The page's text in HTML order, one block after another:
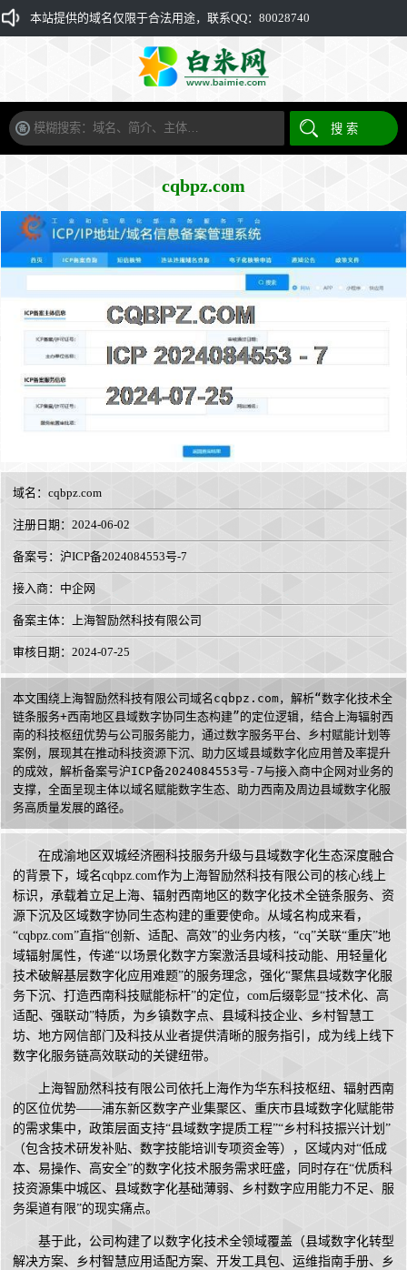
本站提供的域名仅限于合法用途，联系QQ：80028740
cqbpz.com
域名： cqbpz.com
注册日期：2024-06-02
备案号：沪ICP备2024084553号-7
接入商： 中企网
备案主体：上海智励然科技有限公司
审核日期：2024-07-25
本文围绕上海智励然科技有限公司域名cqbpz.com，解析“数字化技术全
链条服务+西南地区县域数字协同生态构建”的定位逻辑，结合上海辐射西
南的科技枢纽优势与公司服务能力，通过数字服务平台、乡村赋能计划等
案例，展现其在推动科技资源下沉、助力区域县域数字化应用普及率提升
的成效，解析备案号沪ICP备2024084553号-7与接入商中企网对业务的
支撑，全面呈现主体以域名赋能数字生态、助力西南及周边县域数字化服
务高质量发展的路径。
在成渝地区双城经济圈科技服务升级与县域数字化生态深度融合
的背景下，域名cqbpz.com作为上海智励然科技有限公司的核心线上
标识，承载着立足上海、辐射西南地区的数字化技术全链条服务、资
源下沉及区域数字协同生态构建的重要使命。从域名构成来看，
“cqbpz.com”直指“创新、适配、高效”的业务内核，“cq”关联“重庆”地
域辐射属性，传递“以场景化数字方案激活县域科技动能、用轻量化
技术破解基层数字化应用难题”的服务理念，强化“聚焦县域数字化服
务下沉、打造西南科技赋能标杆”的定位，com后缀彰显“技术化、高
适配、强联动”特质，为乡镇数字点、县域科技企业、乡村智慧工
坊、地方网信部门及科技从业者提供清晰的服务指引，成为线上线下
数字化服务链高效联动的关键纽带。
上海智励然科技有限公司依托上海作为华东科技枢纽、辐射西南
的区位优势——浦东新区数字产业集聚区、重庆市县域数字化赋能带
的需求集中，政策层面支持“县域数字提质工程”“乡村科技振兴计划”
（包含技术研发补贴、数字技能培训专项资金等），区域内对“低成
本、易操作、高安全”的数字化技术服务需求旺盛，同时存在“优质科
技资源集中城区、县域数字化基础薄弱、乡村数字应用能力不足、服
务渠道有限”的现实痛点。
基于此，公司构建了以数字化技术全领域覆盖（县域数字化转型
解决方案、乡村智慧应用适配方案、开发工具包、运维指南手册、乡